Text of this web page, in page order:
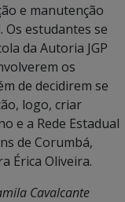
e manutenção
Os estudantes se
da Autoria JGP
os
de decidirem se
logo, criar
e a Rede Estadual
de Corumbá,
Érica Oliveira.
Cavalcante